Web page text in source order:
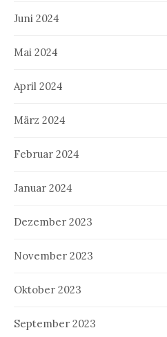
Juni 2024
Mai 2024
April 2024
März 2024
Februar 2024
Januar 2024
Dezember 2023
November 2023
Oktober 2023
September 2023